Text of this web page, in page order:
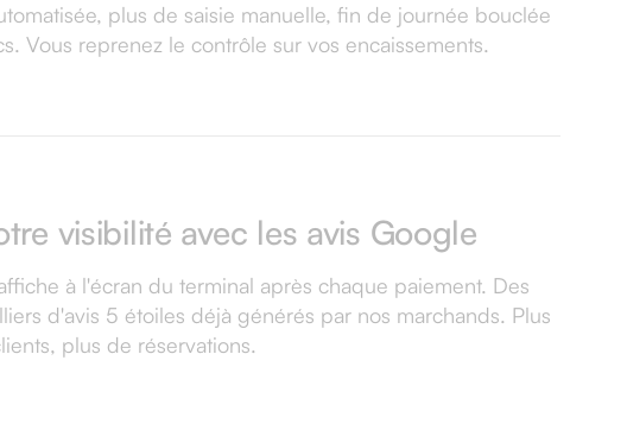
plus de saisie manuelle, fin de journée bouclée
Vous reprenez le contrôle sur vos encaissements.
visibilité avec les avis Google
à l'écran du terminal après chaque paiement. Des
d'avis 5 étoiles déjà générés par nos marchands. Plus
plus de réservations.